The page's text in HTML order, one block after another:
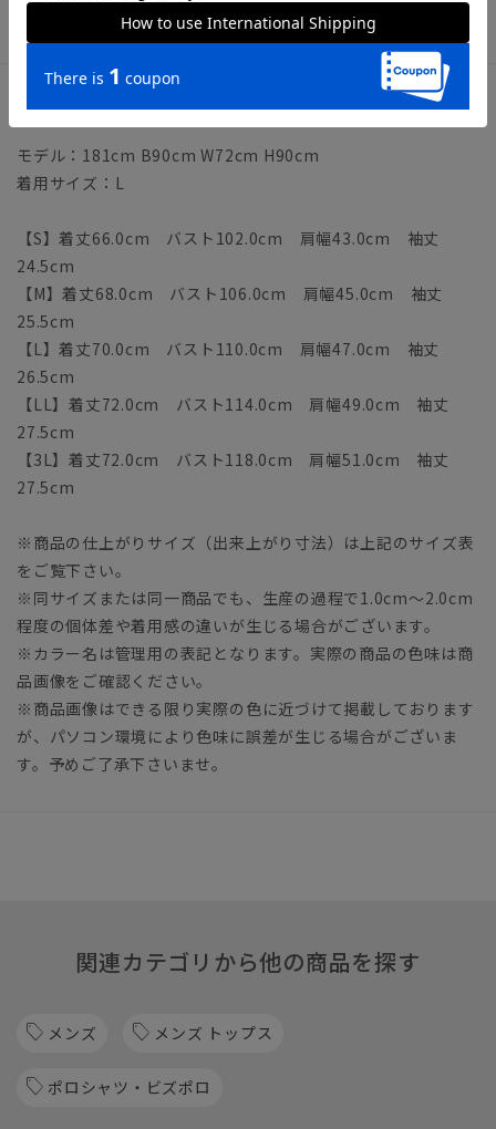
【洗濯表示】洗濯機可（ネット使用・弱水流）
サイズ詳細
モデル：181cm B90cm W72cm H90cm
着用サイズ：L
【S】着丈66.0cm バスト102.0cm 肩幅43.0cm 袖丈
24.5cm
【M】着丈68.0cm バスト106.0cm 肩幅45.0cm 袖丈
25.5cm
【L】着丈70.0cm バスト110.0cm 肩幅47.0cm 袖丈
26.5cm
【LL】着丈72.0cm バスト114.0cm 肩幅49.0cm 袖丈
27.5cm
【3L】着丈72.0cm バスト118.0cm 肩幅51.0cm 袖丈
27.5cm
※商品の仕上がりサイズ（出来上がり寸法）は上記のサイズ表
をご覧下さい。
※同サイズまたは同一商品でも、生産の過程で1.0cm～2.0cm
程度の個体差や着用感の違いが生じる場合がございます。
※カラー名は管理用の表記となります。実際の商品の色味は商
品画像をご確認ください。
※商品画像はできる限り実際の色に近づけて掲載しております
が、パソコン環境により色味に誤差が生じる場合がございま
す。予めご了承下さいませ。
関連カテゴリから他の商品を探す
メンズ メンズ トップス
ポロシャツ・ビズポロ